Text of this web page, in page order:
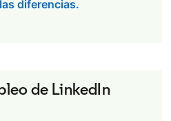
diferencias.
de LinkedIn